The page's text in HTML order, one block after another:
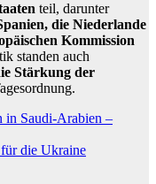
teil, darunter
die Niederlande
Kommission
standen auch
Stärkung der
in Saudi-Arabien –
die Ukraine